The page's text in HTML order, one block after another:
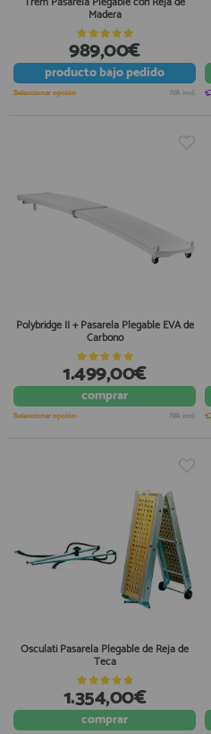
Madera
989,00€
productobajo pedido
Seleccionar opción IVA incl.
Polybridge II + Pasarela Plegable EVA de
Carbono
1.499,00€
comprar
Seleccionar opción IVA incl.
Osculati Pasarela Plegable de Reja de
Teca
1.354,00€
comprar